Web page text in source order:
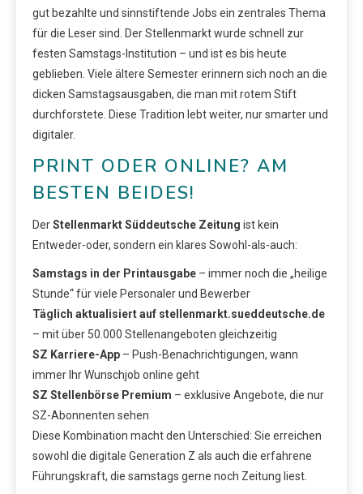
gut bezahlte und sinnstiftende Jobs ein zentrales Thema
für die Leser sind. Der Stellenmarkt wurde schnell zur
festen Samstags-Institution – und ist es bis heute
geblieben. Viele ältere Semester erinnern sich noch an die
dicken Samstagsausgaben, die man mit rotem Stift
durchforstete. Diese Tradition lebt weiter, nur smarter und
digitaler.
PRINT ODER ONLINE? AM
BESTEN BEIDES!
DerStellenmarkt Süddeutsche Zeitung ist kein
Entweder-oder, sondern ein klares Sowohl-als-auch:
Samstags in der Printausgabe – immer noch die „heilige
Stunde“ für viele Personaler und Bewerber
Täglich aktualisiert auf stellenmarkt.sueddeutsche.de
– mit über 50.000 Stellenangeboten gleichzeitig
SZ Karriere-App – Push-Benachrichtigungen, wann
immer Ihr Wunschjob online geht
SZ Stellenbörse Premium – exklusive Angebote, die nur
SZ-Abonnenten sehen
Diese Kombination macht den Unterschied: Sie erreichen
sowohl die digitale Generation Z als auch die erfahrene
Führungskraft, die samstags gerne noch Zeitung liest.